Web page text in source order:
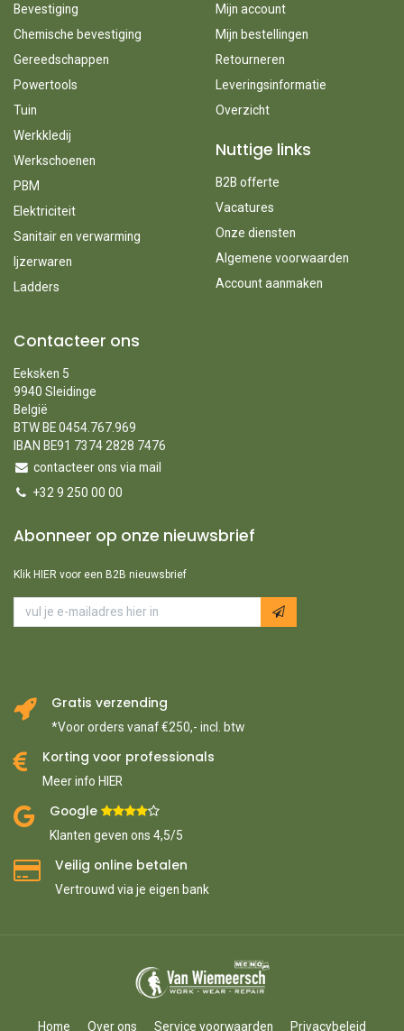
Bevestiging
Chemische bevestiging
Gereedschappen
Powertools
Tuin
Werkkledij
Werkschoenen
PBM
Elektriciteit
Sanitair en verwarming
Ijzerwaren
Ladders
Mijn account
Mijn bestellingen
Retourneren
Leveringsinformatie
Overzicht
Nuttige links
B2B offerte
Vacatures
Onze diensten
Algemene voorwaarden
Account aanmaken
Contacteer ons
Eeksken 5
9940 Sleidinge
België
BTW BE 0454.767.969
IBAN BE91 7374 2828 7476
contacteer ons via mail
+32 9 250 00 00
Abonneer op onze nieuwsbrief
Klik HIER voor een B2B nieuwsbrief
Gratis verzending
*Voor orders vanaf €250,- incl. btw
Korting voor professionals
Meer info HIER
Google ​
Klanten geven ons 4,5/5
Veilig online betalen
Vertrouwd via je eigen bank
Home Over ons Service voorwaarden Privacybeleid